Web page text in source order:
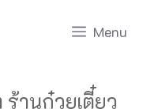
Menu
านก๋วยเตี๋ยว